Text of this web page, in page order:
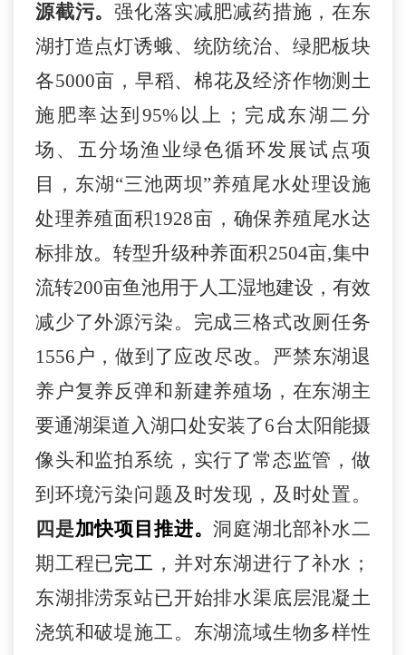
源截污。强化落实减肥减药措施，在东
湖打造点灯诱蛾、统防统治、绿肥板块
各5000亩 ， 早稻、棉花及经济作物测土
施肥率达到 95%以上 ； 完成东湖二分
场、五分场渔业绿色循环发展试点项
目， 东湖 “三池两坝”养殖尾水处理设施
处理养殖面积1928亩 ， 确保养殖尾水达
标排放。 转型升级种养面积2504亩,集中
流转200亩鱼池用于人工湿地建设， 有效
减少了外源污染。 完成三格式改厕任务
1556户，做到了应改尽改。 严禁东湖退
养户复养反弹和新建养殖场， 在东湖主
要通湖渠道入湖口处安装了6台太阳能摄
像头和监拍系统， 实行了常态监管 ， 做
到环境污染问题及时发现，及时处置。
四是加快项目推进。洞庭湖北部补水二
期工程已完工 ， 并对东湖进行了补水；
东湖排涝泵站已开始排水渠底层混凝土
浇筑和破堤施工。 东湖流域生物多样性